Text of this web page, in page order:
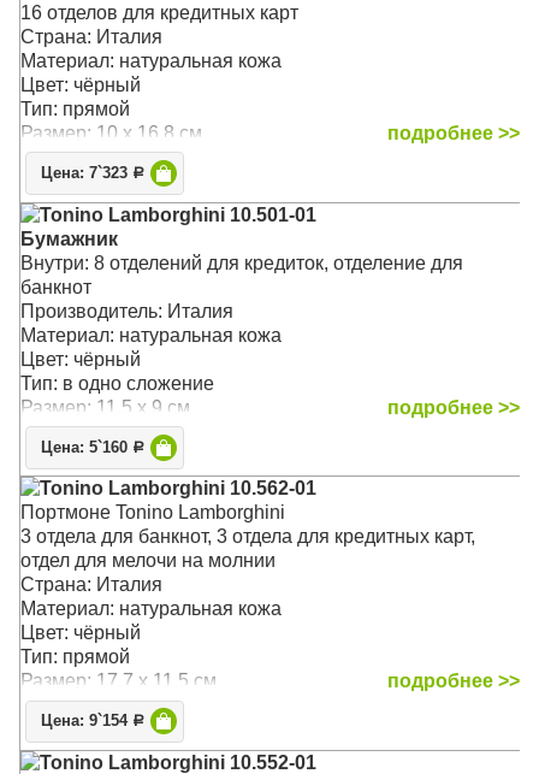
16 отделов для кредитных карт
Страна: Италия
Материал: натуральная кожа
Цвет: чёрный
Тип: прямой
Размер: 10 x 16.8 см
подробнее >>
Цена: 7`323 Р
Tonino Lamborghini 10.501-01
Бумажник
Внутри: 8 отделений для кредиток, отделение для
банкнот
Производитель: Италия
Материал: натуральная кожа
Цвет: чёрный
Тип: в одно сложение
Размер: 11.5 x 9 см
подробнее >>
Цена: 5`160 Р
Tonino Lamborghini 10.562-01
Портмоне Tonino Lamborghini
3 отдела для банкнот, 3 отдела для кредитных карт,
отдел для мелочи на молнии
Страна: Италия
Материал: натуральная кожа
Цвет: чёрный
Тип: прямой
Размер: 17.7 x 11.5 см
подробнее >>
Цена: 9`154 Р
Tonino Lamborghini 10.552-01